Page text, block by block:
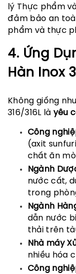
lý Thực phẩm
đảm bảo an
phẩm và thực
4. Ứng
Hàn Inox
Không giống
316/316L là yêu
Công
(axit
chất ăn
Ngành
nước cất,
trong
Ngành
dẫn nước
thải trên
Nhà máy
nhiều hóa
Công